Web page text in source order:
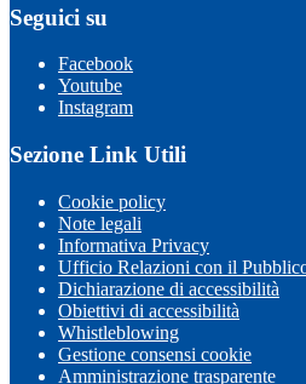
Seguici su
Facebook
Youtube
Instagram
Sezione Link Utili
Cookie policy
Note legali
Informativa Privacy
Ufficio Relazioni con il
Dichiarazione di accessibilità
Obiettivi di accessibilità
Whistleblowing
Gestione consensi cookie
Amministrazione trasparente